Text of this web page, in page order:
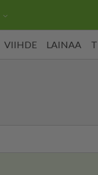
VIIHDE LAINAA